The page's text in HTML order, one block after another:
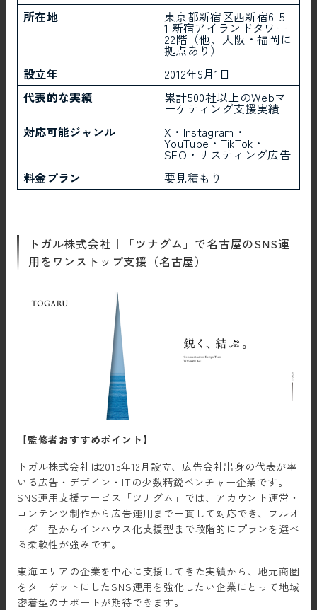
所在地
東京都新宿区西新宿6-5-
1 新宿アイランドタワー
22階（他、大阪・福岡に
拠点あり）
設立年
2012年9月1日
代表的な実績
累計500社以上のWebマ
ーケティング支援実績
対応可能ジャンル
X・Instagram・
YouTube・TikTok・
SEO・リスティング広告
料金プラン
要見積もり
トガル株式会社｜「ツナグム」で名古屋のSNS運
用をワンストップ支援（名古屋）
【監修者おすすめポイント】
トガル株式会社は2015年12月設立、広告会社出身の代表が率
いる広告・デザイン・ITの少数精鋭ベンチャー企業です。
SNS運用支援サービス「ツナグム」では、アカウント運営・
コンテンツ制作から広告運用まで一貫して対応でき、フルオ
ーダー型からインハウス化支援型まで段階的にプランを選べ
る柔軟性が強みです。
東海エリアの企業を中心に支援してきた実績から、地元商圏
をターゲットにしたSNS運用を強化したい企業にとって地域
密着型のサポートが期待できます。